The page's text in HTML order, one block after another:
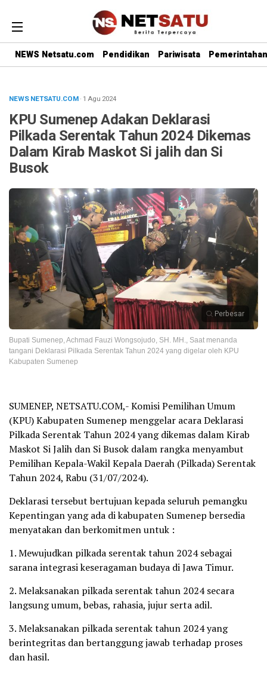
NEWS Netsatu.com Pendidikan Pariwisata Pemerintahan
NEWS NETSATU.COM· 1 Agu 2024
KPU Sumenep Adakan Deklarasi
Pilkada Serentak Tahun 2024 Dikemas
Dalam Kirab Maskot Si jalih dan Si
Busok
Perbesar
Bupati Sumenep, Achmad Fauzi Wongsojudo, SH. MH., Saat menanda
tangani Deklarasi Pilkada Serentak Tahun 2024 yang digelar oleh KPU
Kabupaten Sumenep
SUMENEP, NETSATU.COM,- Komisi Pemilihan Umum
(KPU) Kabupaten Sumenep menggelar acara Deklarasi
Pilkada Serentak Tahun 2024 yang dikemas dalam Kirab
Maskot Si Jalih dan Si Busok dalam rangka menyambut
Pemilihan Kepala-Wakil Kepala Daerah (Pilkada) Serentak
Tahun 2024, Rabu (31/07/2024).
Deklarasi tersebut bertujuan kepada seluruh pemangku
Kepentingan yang ada di kabupaten Sumenep bersedia
menyatakan dan berkomitmen untuk :
1. Mewujudkan pilkada serentak tahun 2024 sebagai
sarana integrasi keseragaman budaya di Jawa Timur.
2. Melaksanakan pilkada serentak tahun 2024 secara
langsung umum, bebas, rahasia, jujur serta adil.
3. Melaksanakan pilkada serentak tahun 2024 yang
berintegritas dan bertanggung jawab terhadap proses
dan hasil.